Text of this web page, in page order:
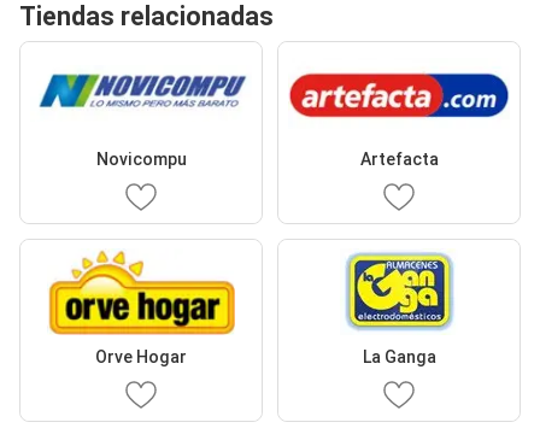
Tiendas relacionadas
Novicompu Artefacta
Orve Hogar La Ganga